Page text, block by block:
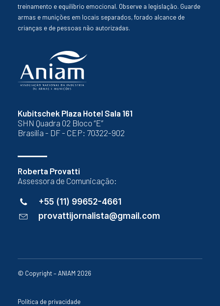
Kubitschek Plaza Hotel Sala 161
SHN Quadra 02 Bloco “E”
Brasília - DF - CEP: 70322-902
Roberta Provatti
Assessora de Comunicação:
+55 (11) 99652-4661
provattijornalista@gmail.com
treinamento e equilíbrio emocional. Observe a legislação. Guarde
armas e munições em locais separados, forado alcance de
crianças e de pessoas não autorizadas.
© Copyright – ANIAM 2026
Política de privacidade